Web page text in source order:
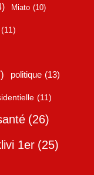
Miato (10)
(11)
politique (13)
(11)
(26)
1er (25)